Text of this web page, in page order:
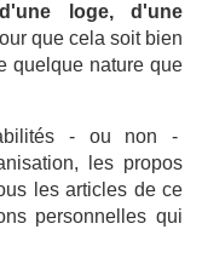
loge, d'une
que cela soit bien
quelque nature que
- ou non -
les propos
les articles de ce
personnelles qui